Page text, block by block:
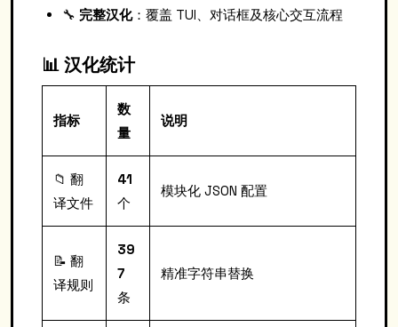
🔧 完整汉化：覆盖 TUI、对话框及核心交互流程
📊 汉化统计
指标
数
量
说明
📁 翻
译文件
41
个
模块化 JSON 配置
📝 翻
译规则
39
7
条
精准字符串替换